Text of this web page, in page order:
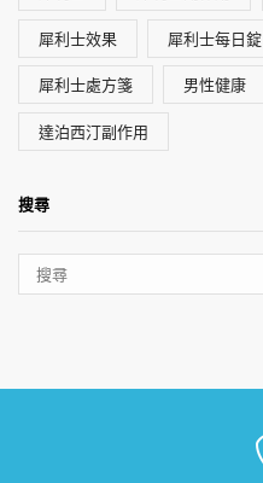
犀利士效果 犀利士每日錠
犀利士處方箋 男性健康
達泊西汀副作用
搜尋